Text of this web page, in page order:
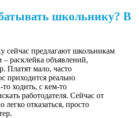
школьнику? В
сейчас предлагают школьникам
расклейка объявлений,
Платят мало, часто
приходится реально
то ходить, с кем-то
работодателя. Сейчас от
легко отказаться, просто